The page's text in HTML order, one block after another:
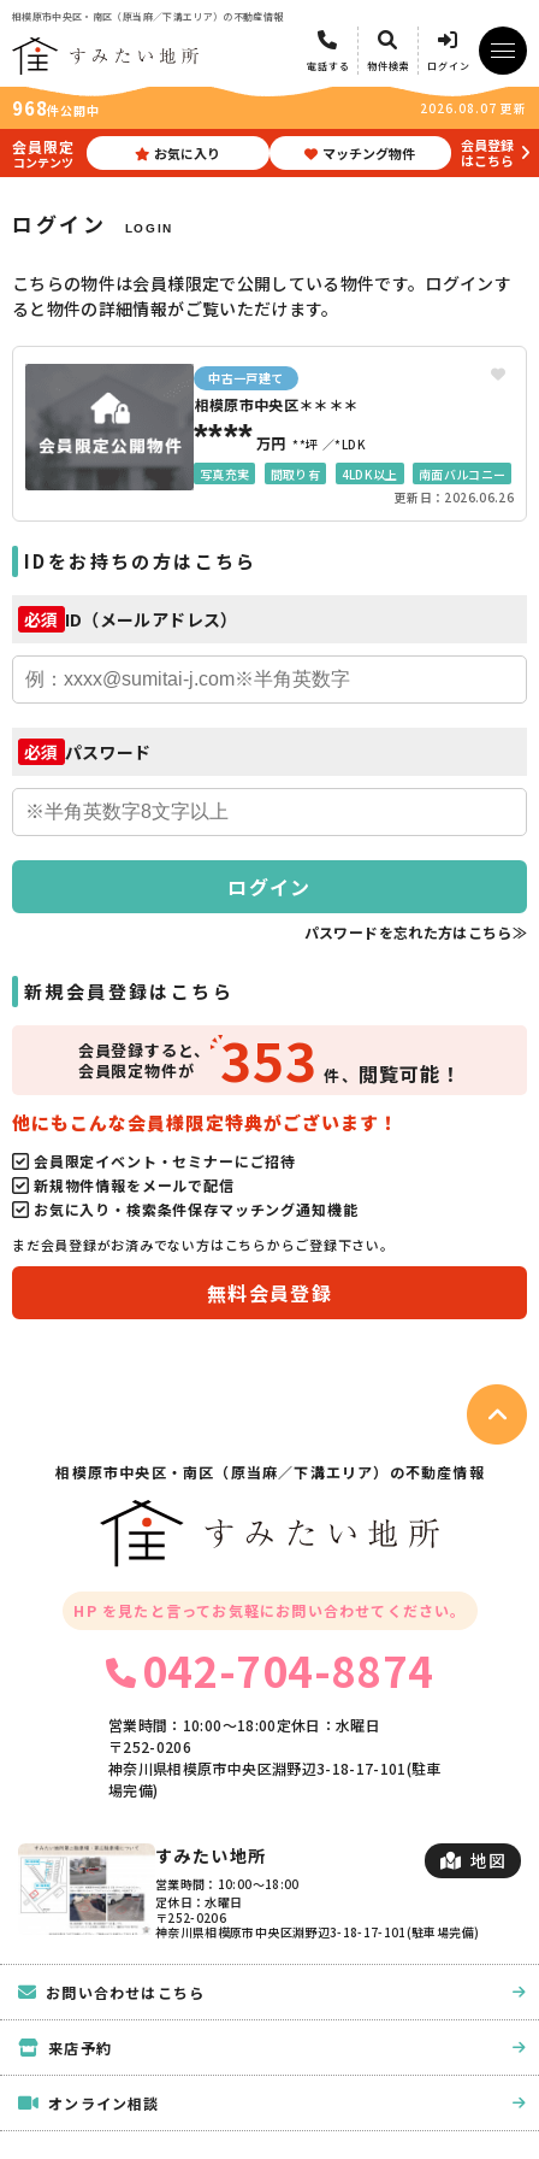
相模原市中央区・南区（原当麻／下溝エリア）の不動産情報
電話する 物件検索 ログイン
968件公開中 2026.08.07 更新
会員限定
コンテンツ お気に入り マッチング物件
会員登録
はこちら
ログイン LOGIN
こちらの物件は会員様限定で公開している物件です。ログインす
ると物件の詳細情報がご覧いただけます。
中古一戸建て
相模原市中央区＊＊＊＊
****万円 **坪
*LDK
写真充実
間取り有 4LDK以上
南面バルコニー
リフォーム済 角地
更新日：2026.06.26
IDをお持ちの方はこちら
必須 ID（メールアドレス）
必須 パスワード
ログイン
パスワードを忘れた方はこちら≫
新規会員登録はこちら
会員登録すると、
会員限定物件が
353 件、 閲覧可能！
他にもこんな会員様限定特典がございます！
会員限定イベント・セミナーにご招待
新規物件情報をメールで配信
お気に入り・検索条件保存マッチング通知機能
まだ会員登録がお済みでない方はこちらからご登録下さい。
無料会員登録
相模原市中央区・ 南区（原当麻／下溝エリア）の不動産情報
HP を見たと言ってお気軽にお問い合わせてください。
042-704-8874
営業時間：10:00〜18:00定休日：水曜日
〒252-0206
神奈川県相模原市中央区淵野辺3-18-17-101(駐車
場完備)
すみたい地所
営業時間：10:00〜18:00
定休日：水曜日
〒252-0206
神奈川県相模原市中央区淵野辺3-18-17-101(駐車場完備)
地図
お問い合わせはこちら
来店予約
オンライン相談